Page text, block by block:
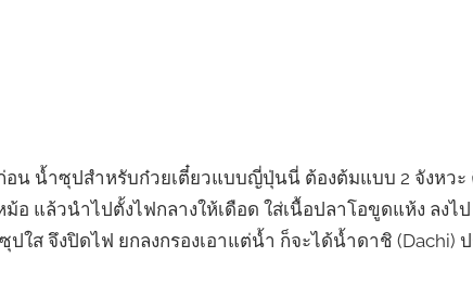
อน น้ำซุปสำหรับก๋วยเตี๋ยวแบบญี่ปุ่นนี่ ต้องต้มแบบ 2 จังหว
อ แล้วนำไปตั้งไฟกลางให้เดือด ใส่เนื้อปลาโอขูดแห้ง ลงไ
ใส จึงปิดไฟ ยกลงกรองเอาแต่น้ำ ก็จะได้น้ำดาชิ (Dachi)